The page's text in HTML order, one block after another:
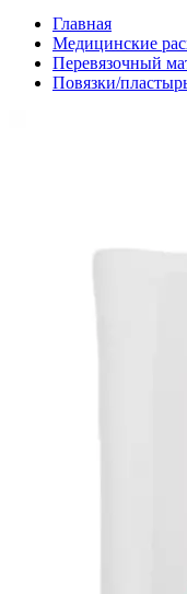
Главная
Медицинские
Перевязочный
Повязки/